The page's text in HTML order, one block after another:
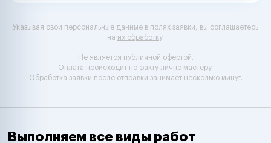
Указывая свои персональные данные в полях заявки, вы соглашаетесь
на их обработку.
Не является публичной офертой.
Оплата происходит по факту лично мастеру.
Обработка заявки после отправки занимает несколько минут.
Выполняем все виды работ